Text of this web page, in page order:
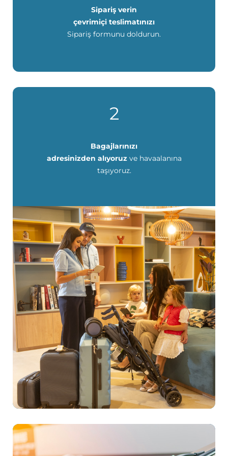
Sipariş verin
çevrimiçi teslimatınızı
Sipariş formunu doldurun.
2
Bagajlarınızı
adresinizden alıyoruzve havaalanına
taşıyoruz.